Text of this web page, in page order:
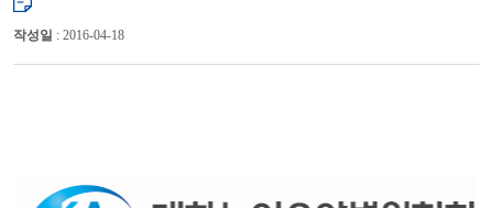
작성일 : 2016-04-18